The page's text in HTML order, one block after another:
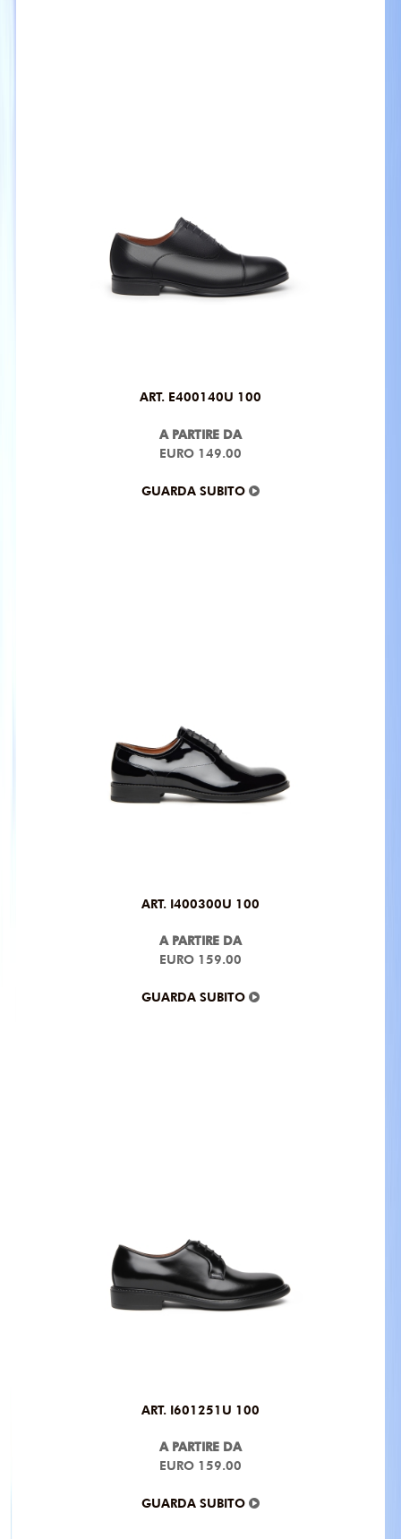
ART. E400140U 100
A PARTIRE DA
EURO 149.00
GUARDA SUBITO
ART. I400300U 100
A PARTIRE DA
EURO 159.00
GUARDA SUBITO
ART. I601251U 100
A PARTIRE DA
EURO 159.00
GUARDA SUBITO